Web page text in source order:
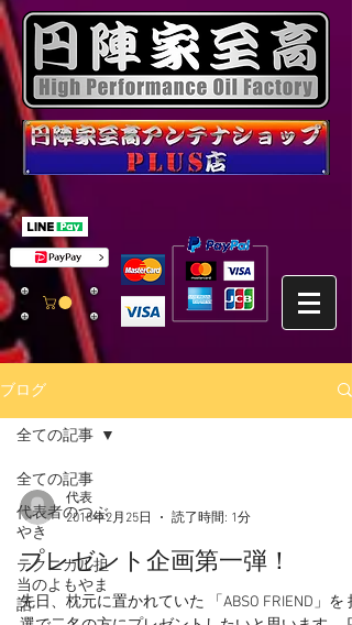
ブログ
全ての記事
代表者のつぶ
やき
テクニカル担
当のよもやま
話
全ての記事
代表
2018年2月25日
読了時間: 1分
プレゼント企画第一弾！
先日、枕元に置かれていた 「ABSO FRIEND」を